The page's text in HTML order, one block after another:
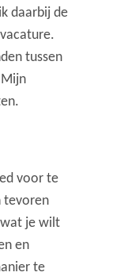
daarbij de
tussen
voor te
tevoren
je wilt
en
te